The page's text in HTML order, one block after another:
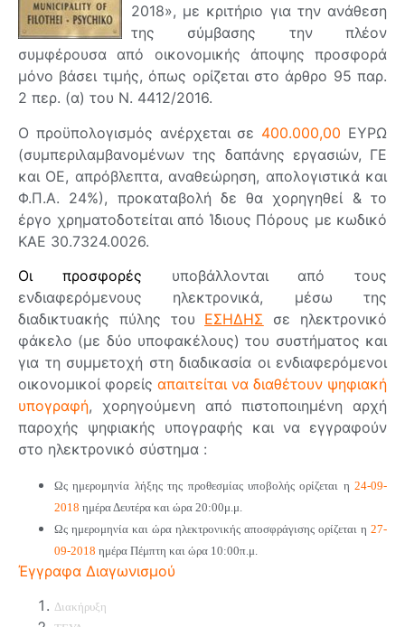
2018», με κριτήριο για την ανάθεση
της σύμβασης την πλέον
συμφέρουσα από οικονομικής άποψης προσφορά
μόνο βάσει τιμής, όπως ορίζεται στο άρθρο 95 παρ.
2 περ. (α) του Ν. 4412/2016.
Ο προϋπολογισμός ανέρχεται σε 400.000,00 ΕΥΡΩ
(συμπεριλαμβανομένων της δαπάνης εργασιών, ΓΕ
και ΟΕ, απρόβλεπτα, αναθεώρηση, απολογιστικά και
Φ.Π.Α. 24%), προκαταβολή δε θα χορηγηθεί & το
έργο χρηματοδοτείται από Ίδιους Πόρους με κωδικό
ΚΑΕ 30.7324.0026.
Οι προσφορές υποβάλλονται από τους
ενδιαφερόμενους ηλεκτρονικά, μέσω της
διαδικτυακής πύλης του ΕΣΗΔΗΣ σε ηλεκτρονικό
φάκελο (με δύο υποφακέλους) του συστήματος και
για τη συμμετοχή στη διαδικασία οι ενδιαφερόμενοι
οικονομικοί φορείς απαιτείται να διαθέτουν ψηφιακή
υπογραφή, χορηγούμενη από πιστοποιημένη αρχή
παροχής ψηφιακής υπογραφής και να εγγραφούν
στο ηλεκτρονικό σύστημα :
Ως ημερομηνία λήξης της προθεσμίας υποβολής ορίζεται η 24-09-
2018 ημέρα Δευτέρα και ώρα 20:00μ.μ.
Ως ημερομηνία και ώρα ηλεκτρονικής αποσφράγισης ορίζεται η 27-
09-2018 ημέρα Πέμπτη και ώρα 10:00π.μ.
Έγγραφα Διαγωνισμού
Διακήρυξη